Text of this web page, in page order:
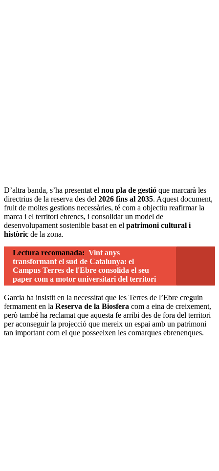
D’altra banda, s’ha presentat el nou pla de gestió que marcarà les
directrius de la reserva des del 2026 fins al 2035. Aquest document,
fruit de moltes gestions necessàries, té com a objectiu reafirmar la
marca i el territori ebrencs, i consolidar un model de
desenvolupament sostenible basat en el patrimoni cultural i
històric de la zona.
Lectura recomanada: Vint anys
transformant el sud de Catalunya: el
Campus Terres de l'Ebre consolida el seu
paper com a motor universitari del territori
Garcia ha insistit en la necessitat que les Terres de l’Ebre creguin
fermament en la Reserva de la Biosfera com a eina de creixement,
però també ha reclamat que aquesta fe arribi des de fora del territori
per aconseguir la projecció que mereix un espai amb un patrimoni
tan important com el que posseeixen les comarques ebrenenques.